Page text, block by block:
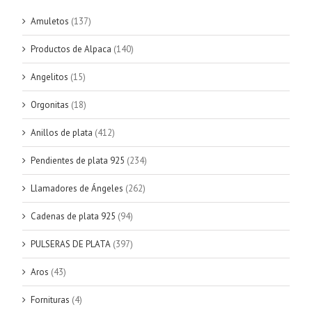
Amuletos (137)
Productos de Alpaca (140)
Angelitos (15)
Orgonitas (18)
Anillos de plata (412)
Pendientes de plata 925 (234)
Llamadores de Ángeles (262)
Cadenas de plata 925 (94)
PULSERAS DE PLATA (397)
Aros (43)
Fornituras (4)